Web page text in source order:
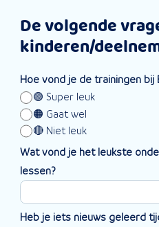
De volgende
kinderen/
Hoe vond je de trainingen bij
🟢 Super leuk
🟠 Gaat wel
🔴 Niet leuk
Wat vond je het leukste
lessen?
Heb je iets nieuws geleerd